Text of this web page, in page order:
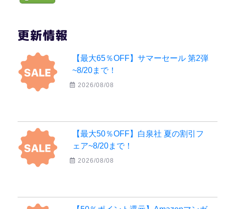
更新情報
【最大65％OFF】サマーセール 第2弾
~8/20まで！
2026/08/08
【最大50％OFF】白泉社 夏の割引フ
ェア~8/20まで！
2026/08/08